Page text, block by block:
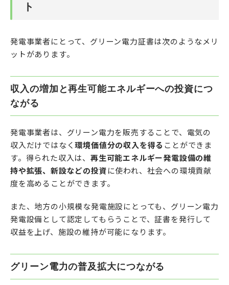
ト
発電事業者にとって、グリーン電力証書は次のようなメリ
ットがあります。
収入の増加と再生可能エネルギーへの投資につ
ながる
発電事業者は、グリーン電力を販売することで、電気の
収入だけではなく環境価値分の収入を得る ことができま
す。得られた収入は、再生可能エネルギー発電設備の維
持や拡張、新設などの投資 に使われ、社会への環境貢献
度を高めることができます。
また、地方の小規模な発電施設にとっても、グリーン電力
発電設備として認定してもらうことで、証書を発行して
収益を上げ、施設の維持が可能になります。
グリーン電力の普及拡大につながる